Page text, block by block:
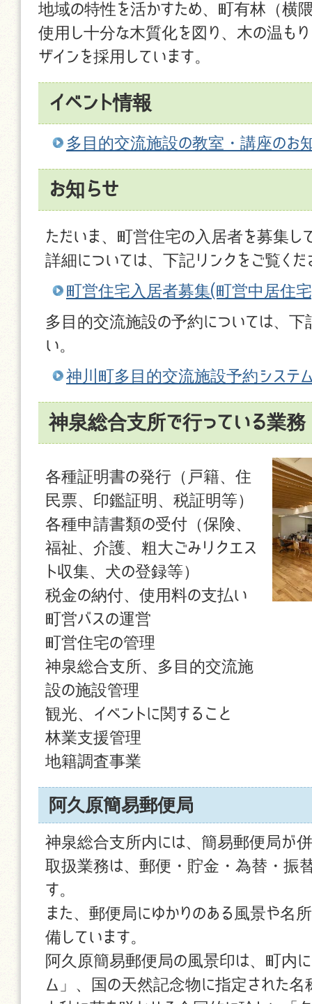
地域の特性を活かすため、町有林（横
使用し十分な木質化を図り、木の温もり
ザインを採用しています。
イベント情報
多目的交流施設の教室・講座のお
お知らせ
ただいま、町営住宅の入居者を募集し
詳細については、下記リンクをご覧くだ
町営住宅入居者募集(町営中居住
多目的交流施設の予約については、下
い。
神川町多目的交流施設予約システ
神泉総合支所で行っている業務
各種証明書の発行（戸籍、住
民票、印鑑証明、税証明等）
各種申請書類の受付（保険、
福祉、介護、粗大ごみリクエス
ト収集、犬の登録等）
税金の納付、使用料の支払い
町営バスの運営
町営住宅の管理
神泉総合支所、多目的交流施
設の施設管理
観光、イベントに関すること
林業支援管理
地籍調査事業
阿久原簡易郵便局
神泉総合支所内には、簡易郵便局が併
取扱業務は、郵便・貯金・為替・振
す。
また、郵便局にゆかりのある風景や名
備しています。
阿久原簡易郵便局の風景印は、町内
ム」、国の天然記念物に指定された